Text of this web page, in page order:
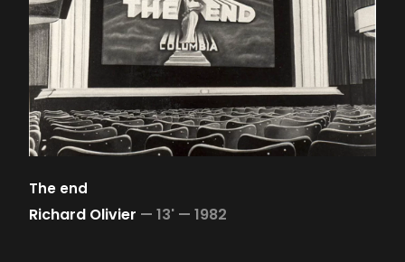
The end
Richard Olivier — 13' — 1982